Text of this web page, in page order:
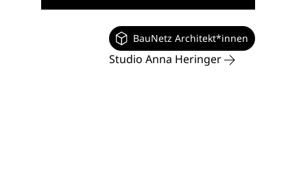
BauNetz Architekt*innen
Studio Anna Heringer